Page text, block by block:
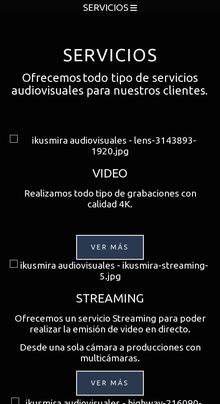
SERVICIOS
SERVICIOS
Ofrecemostodo tipo de servicios
audiovisuales para nuestros clientes.
VIDEO
Realizamos todo tipo de grabaciones con
calidad 4K.
VER MÁS
STREAMING
Ofrecemos un servicio Streaming para poder
realizar la emisión de video en directo.
Desde una sola cámara a producciones con
multicámaras.
VER MÁS